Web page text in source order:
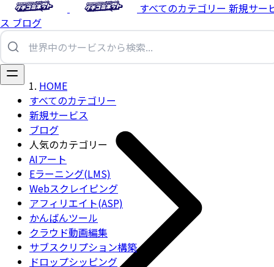
すべてのカテゴリー 新規サー
ス ブログ
すべてのカテゴリー
新規サービス
ブログ
人気のカテゴリー
AIアート
Eラーニング(LMS)
Webスクレイピング
アフィリエイト(ASP)
かんばんツール
クラウド動画編集
サブスクリプション構築
ドロップシッピング
HOME